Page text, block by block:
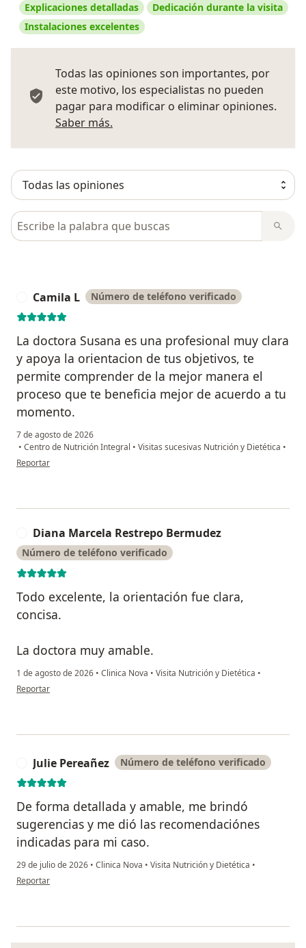
Explicaciones detalladas
Dedicación durante la visita
Instalaciones excelentes
Todas las opiniones son importantes, por
este motivo, los especialistas no pueden
pagar para modificar o eliminar opiniones.
Saber más.
Busca en opiniones
Camila L Número de teléfono verificado
La doctora Susana es una profesional muy clara
y apoya la orientacion de tus objetivos, te
permite comprender de la mejor manera el
proceso que te beneficia mejor de acuerdo a tu
momento.
7 de agosto de 2026
• Centro de Nutrición Integral • Visitas sucesivas Nutrición y Dietética •
en opinión del usuario Camila L
Reportar
Diana Marcela Restrepo Bermudez
Número de teléfono verificado
Todo excelente, la orientación fue clara,
concisa.
La doctora muy amable.
1 de agosto de 2026 • Clinica Nova • Visita Nutrición y Dietética •
en opinión del usuario Diana Marcela Restrepo Bermudez
Reportar
Julie Pereañez Número de teléfono verificado
De forma detallada y amable, me brindó
sugerencias y me dió las recomendaciónes
indicadas para mi caso.
29 de julio de 2026 • Clinica Nova • Visita Nutrición y Dietética •
en opinión del usuario Julie Pereañez
Reportar